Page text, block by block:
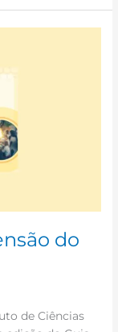
do
de Ciências